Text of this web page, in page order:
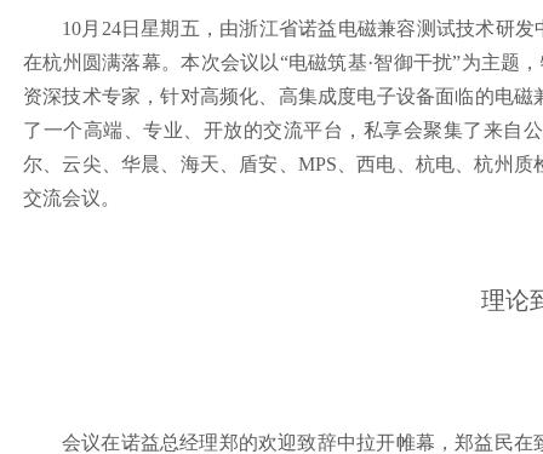
10月24日星期五，由浙江省诺益电磁兼容测试技术研
在杭州圆满落幕。本次会议以“电磁筑基·智御干扰”为主题
资深技术专家，针对高频化、高集成度电子设备面临的电
了一个高端、专业、开放的交流平台，私享会聚集了来自
尔、云尖、华晨、海天、盾安、MPS、西电、杭电、杭州
交流会议。
理论
会议在诺益总经理郑的欢迎致辞中拉开帷幕，郑益民